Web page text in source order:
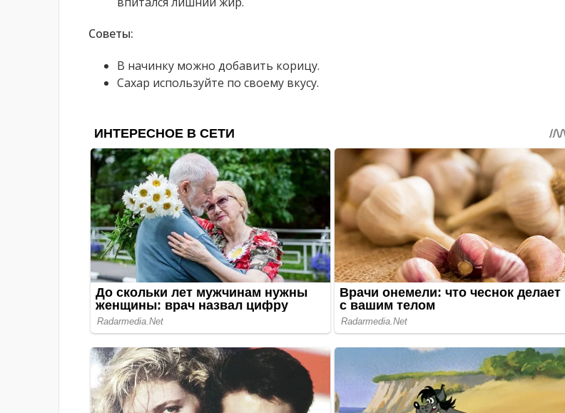
Советы:
В начинку можно добавить корицу.
Сахар используйте по своему вкусу.